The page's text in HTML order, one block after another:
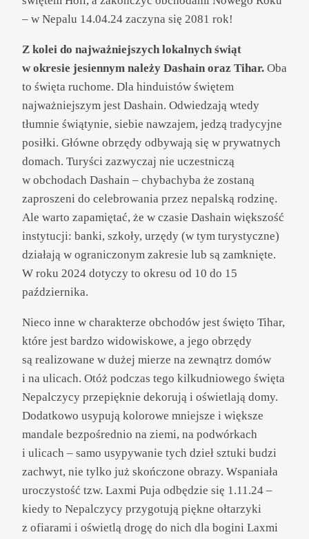
– w Nepalu 14.04.24 zaczyna się 2081 rok!
Z kolei do najważniejszych lokalnych świąt
w okresie jesiennym należy Dashain oraz Tihar. Oba
to święta ruchome. Dla hinduistów świętem
najważniejszym jest Dashain. Odwiedzają wtedy
tłumnie świątynie, siebie nawzajem, jedzą tradycyjne
posiłki. Główne obrzędy odbywają się w prywatnych
domach. Turyści zazwyczaj nie uczestniczą
w obchodach Dashain – chybachyba że zostaną
zaproszeni do celebrowania przez nepalską rodzinę.
Ale warto zapamiętać, że w czasie Dashain większość
instytucji: banki, szkoły, urzędy (w tym turystyczne)
działają w ograniczonym zakresie lub są zamknięte.
W roku 2024 dotyczy to okresu od 10 do 15
października.
Nieco inne w charakterze obchodów jest święto Tihar,
które jest bardzo widowiskowe, a jego obrzędy
są realizowane w dużej mierze na zewnątrz domów
i na ulicach. Otóż podczas tego kilkudniowego święta
Nepalczycy przepięknie dekorują i oświetlają domy.
Dodatkowo usypują kolorowe mniejsze i większe
mandale bezpośrednio na ziemi, na podwórkach
i ulicach – samo usypywanie tych dzieł sztuki budzi
zachwyt, nie tylko już skończone obrazy. Wspaniała
uroczystość tzw. Laxmi Puja odbędzie się 1.11.24 –
kiedy to Nepalczycy przygotują piękne ołtarzyki
z ofiarami i oświetlą drogę do nich dla bogini Laxmi